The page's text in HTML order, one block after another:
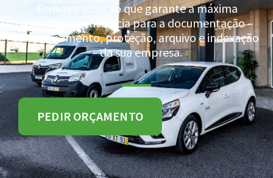
Temos a solução que garante a máxima
segurança e eficiência para a documentação –
armazenamento, proteção, arquivo e indexação
– da sua empresa.
PEDIR ORÇAMENTO